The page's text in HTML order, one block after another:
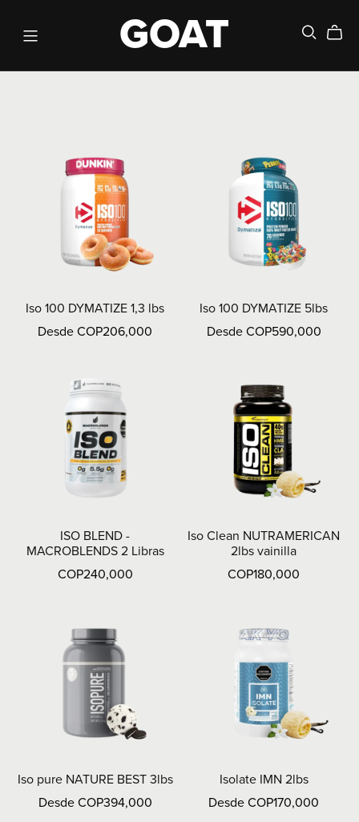
GOAT
Iso 100 DYMATIZE 1,3 lbs
Desde COP206,000
Iso 100 DYMATIZE 5lbs
Desde COP590,000
ISO BLEND -
MACROBLENDS 2 Libras
COP240,000
Iso Clean NUTRAMERICAN
2lbs vainilla
COP180,000
Iso pure NATURE BEST 3lbs
Desde COP394,000
Isolate IMN 2lbs
Desde COP170,000